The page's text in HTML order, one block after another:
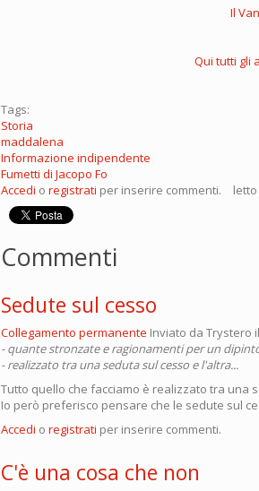
Il
Qui tutti gli
Tags:
Storia
maddalena
Informazione indipendente
Fumetti di Jacopo Fo
Accedi o registrati per inserire commenti. letto
Commenti
Sedute sul cesso
Collegamento permanente Inviato da Trystero
- quante stronzate e ragionamenti per un
- realizzato tra una seduta sul cesso e l'altra...
Tutto quello che facciamo è realizzato tra una
Io però preferisco pensare che le sedute sul
Accedi o registrati per inserire commenti.
C'è una cosa che non